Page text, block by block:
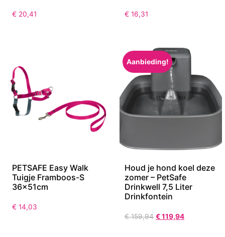
€ 20,41 € 16,31
PETSAFE Easy Walk
Tuigje Framboos-S
36x51cm
€ 14,03
Aanbieding!
Houd je hond koel deze
zomer – PetSafe
Drinkwell 7,5 Liter
Drinkfontein
€159,94 €119,94